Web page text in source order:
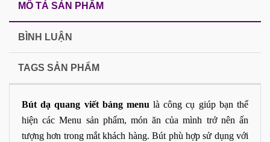
MÔ TẢ SẢN PHẨM
BÌNH LUẬN
TAGS SẢN PHẨM
Bút dạ quang viết bảng menulà công cụ giúp bạn thể
hiện các Menu sản phẩm, món ăn của mình trở nên ấn
tượng hơn trong mắt khách hàng. Bút phù hợp sử dụng với